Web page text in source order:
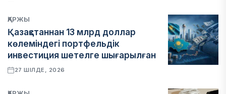
ҚАРЖЫ
Қазақстаннан 13 млрд доллар
көлеміндегі портфельдік
инвестиция шетелге шығарылған
27 ШІЛДЕ, 2026